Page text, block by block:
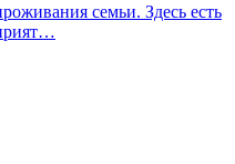
семьи. Здесь есть